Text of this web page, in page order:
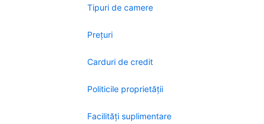
Tipuri de camere
Preţuri
Carduri de credit
Politicile proprietății
Facilităţi suplimentare